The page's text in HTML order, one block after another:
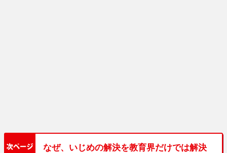
なぜ、いじめの解決を教育界だけでは解決